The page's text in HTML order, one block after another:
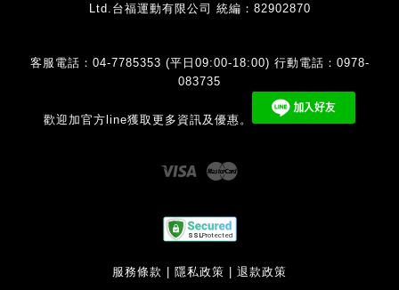
Ltd.台福運動有限公司 統編：82902870
客服電話：04-7785353 (平日09:00-18:00) 行動電話：0978-
083735
歡迎加官方line獲取更多資訊及優惠。
Visa
服務條款 隱私政策 退款政策